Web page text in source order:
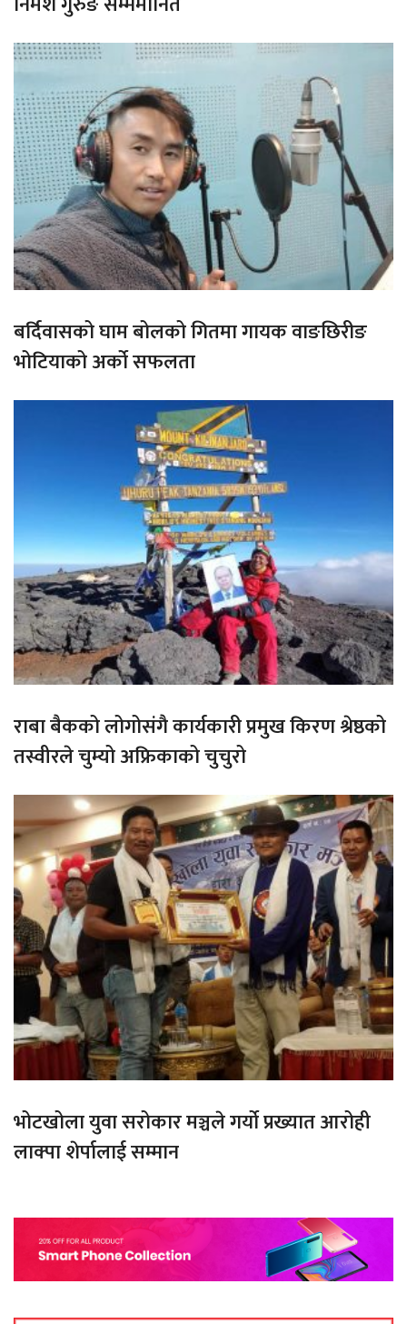
बर्दिवासको घाम बोलको गितमा गायक वाङछिरीङ
भोटियाको अर्को सफलता
राबा बैकको लोगोसंगै कार्यकारी प्रमुख किरण श्रेष्ठको
तस्वीरले चुम्यो अफ्रिकाको चुचुरो
भोटखोला युवा सरोकार मञ्चले गर्यो प्रख्यात आरोही
लाक्पा शेर्पालाई सम्मान